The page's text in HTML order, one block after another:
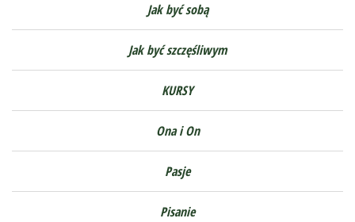
Jak być sobą
Jak być szczęśliwym
KURSY
Ona i On
Pasje
Pisanie